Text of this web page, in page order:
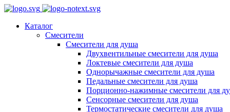
Каталог
Смесители
Смесители для душа
Двухвентильные смесители для душа
Локтевые смесители для душа
Однорычажные смесители для душа
Педальные смесители для душа
Порционно-нажимные смесители для
Сенсорные смесители для душа
Термостатические смесители для душа